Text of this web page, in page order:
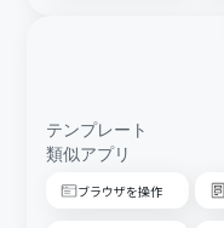
テンプレート
類似アプリ
ブラウザを操作